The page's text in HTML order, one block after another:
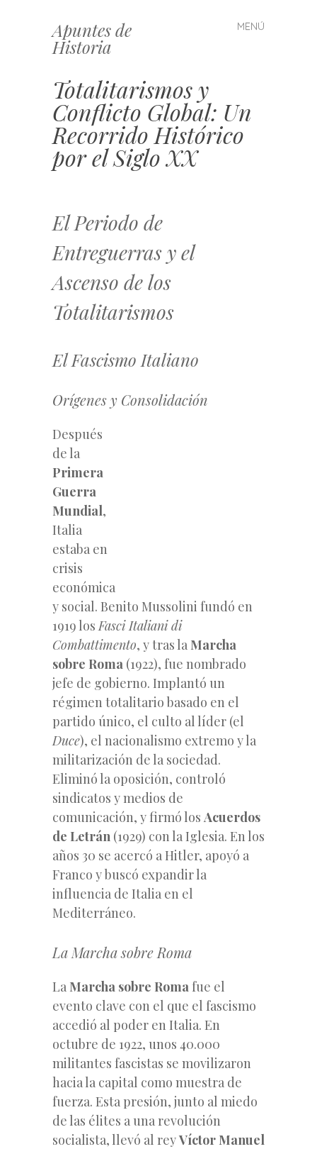
Apuntes de
Historia
MENÚ
Saltar
al
Totalitarismos y
Conflicto Global: Un
Recorrido Histórico
por el Siglo XX
El Periodo de
Entreguerras y el
Ascenso de los
Totalitarismos
El Fascismo Italiano
Orígenes y Consolidación
Después
de la
Primera
Guerra
Mundial,
Italia
estaba en
crisis
económica
y social. Benito Mussolini fundó en
1919 losFasci Italiani di
Combattimento, y tras la Marcha
sobre Roma (1922), fue nombrado
jefe de gobierno. Implantó un
régimen totalitario basado en el
partido único, el culto al líder (el
Duce), el nacionalismo extremo y la
militarización de la sociedad.
Eliminó la oposición, controló
sindicatos y medios de
comunicación, y firmó los Acuerdos
de Letrán (1929) con la Iglesia. En los
años 30 se acercó a Hitler, apoyó a
Franco y buscó expandir la
influencia de Italia en el
Mediterráneo.
La Marcha sobre Roma
La Marcha sobre Romafue el
evento clave con el que el fascismo
accedió al poder en Italia. En
octubre de 1922, unos 40.000
militantes fascistas se movilizaron
hacia la capital como muestra de
fuerza. Esta presión, junto al miedo
de las élites a una revolución
socialista, llevó al reyVíctor Manuel